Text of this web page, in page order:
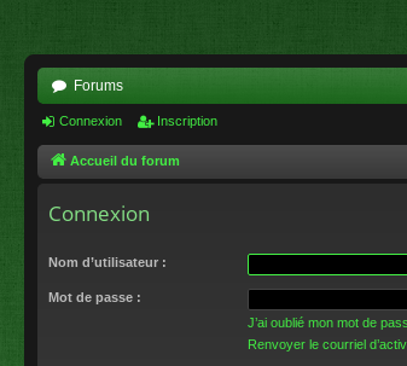
Forums
Connexion Inscription
Accueil du forum
Connexion
Nom d’utilisateur :
Mot de passe :
J’ai oublié mon mot de
Renvoyer le courriel